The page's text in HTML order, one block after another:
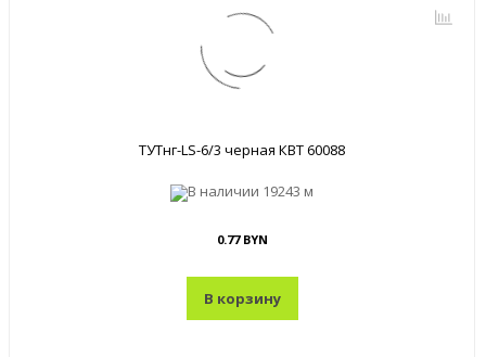
ТУТнг-LS-6/3 черная КВТ 60088
В наличии 19243 м
0.77 BYN
В корзину